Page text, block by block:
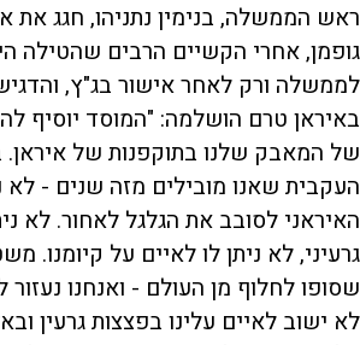
ראש הממשלה, בנימין נתניהו, חגג את
גופמן, אחרי הקשיים הרבים שהטילה
לממשלה ורק לאחר אישור בג"ץ,
באיראן טרם הושלמה: "המוסד יוסיף
של המאבק שלנו בתוקפנות של איראן.
העקבית שאנו מובילים מזה שנים -
האיראני לסובב את הגלגל לאחור. לא
גרעיני, לא ניתן לו לאיים על קיומנו.
שסופו לחלוף מן העולם - ואנחנו נעזור
לא ישוב לאיים עלינו בפצצות גרעין